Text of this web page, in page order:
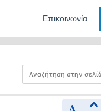
Επικοινωνία